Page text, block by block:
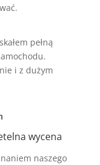
pełną
i z dużym
wycena
naszego